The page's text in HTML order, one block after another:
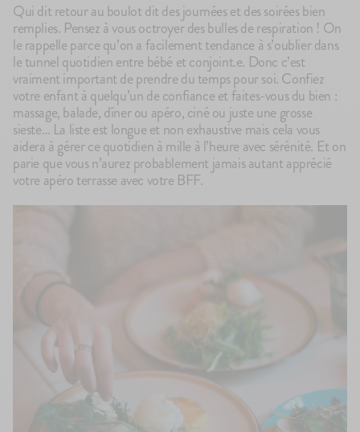
Qui dit retour au boulot dit des journées et des soirées bien
remplies. Pensez à vous octroyer des bulles de respiration ! On
le rappelle parce qu’on a facilement tendance à s’oublier dans
le tunnel quotidien entre bébé et conjoint.e. Donc c’est
vraiment important de prendre du temps pour soi. Confiez
votre enfant à quelqu’un de confiance et faites-vous du bien :
massage, balade, dîner ou apéro, ciné ou juste une grosse
sieste… La liste est longue et non exhaustive mais cela vous
aidera à gérer ce quotidien à mille à l’heure avec sérénité. Et on
parie que vous n’aurez probablement jamais autant apprécié
votre apéro terrasse avec votre BFF.